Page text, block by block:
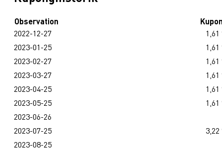
Observation
2022-12-27
1,61
2023-01-25
1,61
2023-02-27
1,61
2023-03-27
1,61
2023-04-25
1,61
2023-05-25
1,61
2023-06-26
2023-07-25
3,22
2023-08-25